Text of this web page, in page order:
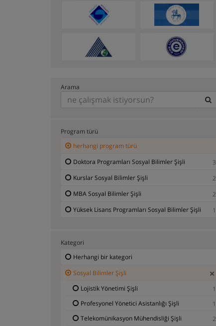
Arama
Program türü
herhangi program türü
Doktora Programları Sosyal Bilimler Şişli
3
Kurslar Sosyal Bilimler Şişli
2
MBA Sosyal Bilimler Şişli
2
Yüksek Lisans Programları Sosyal Bilimler Şişli
1
Kategori
Herhangi bir kategori
Sosyal Bilimler Şişli
Lojistik Yönetimi Şişli
1
Profesyonel Yönetici Asistanlığı Şişli
1
Telekomünikasyon Mühendisliği Şişli
2